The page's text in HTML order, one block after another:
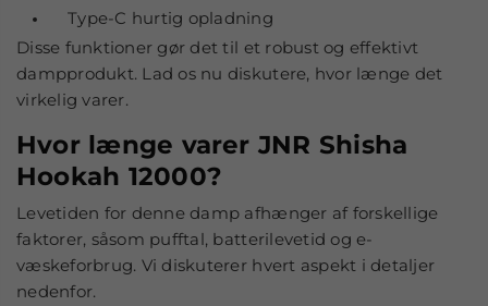
Type-C hurtig opladning
Disse funktioner gør det til et robust og effektivt
dampprodukt. Lad os nu diskutere, hvor længe det
virkelig varer.
Hvor længe varer JNR Shisha
Hookah 12000?
Levetiden for denne damp afhænger af forskellige
faktorer, såsom pufftal, batterilevetid og e-
væskeforbrug. Vi diskuterer hvert aspekt i detaljer
nedenfor.